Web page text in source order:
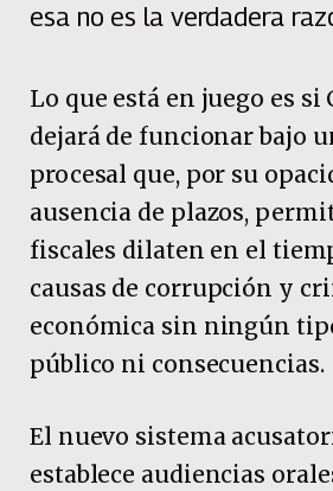
esa no es la verdadera
Lo que está en juego es si
dejará de funcionar bajo
procesal que, por su
ausencia de plazos,
fiscales dilaten en el
causas de corrupción y
económica sin ningún
público ni consecuencias.
El nuevo sistema
establece audiencias